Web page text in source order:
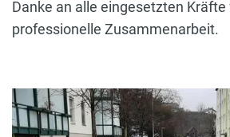
Danke an alle eingesetzten Kräfte
professionelle Zusammenarbeit.